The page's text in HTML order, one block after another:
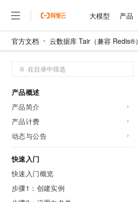
大模型 产品
官方文档 云数据库 Tair（兼容 Redis®）
产品概述
产品简介
产品计费
动态与公告
快速入门
快速入门概览
步骤1：创建实例
大模型
产品
精选产品
容器
存储
解决方案
精选解决方案
大数据
现代化应用
权益
定价
云市场
伙伴
服务
了解阿里云